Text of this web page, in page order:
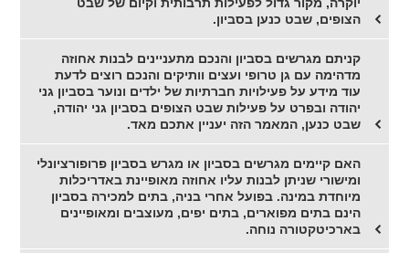
יוקרה, מקור גדול לפעילות תרבותית וקיום של שבט
הצופים, שבט כנען בסביון.
קניתם מגרשים בסביון והנכם מתעניינים לבנות אחוזה
מדהימה עם גן טרופי ועצים וותיקים והנכם רוצים לדעת
עוד מידע על פעילויות חברתיות של ילדים ונוער בסביון גני
יהודה ובפרט על פעילות שבט הצופים בסביון גני יהודה,
שבט כנען, המאמר הזה יעניין אתכם מאד.
האם קיימים מגרשים בסביון או מגרש בסביון פרופורציונלי
ומישורי שניתן לבנות עליו אחוזה מאופיינת באדריכלות
מיוחדת במינה. בפועל אחרי בניה, בתים למכירה בסביון
הינם בתים מפוארים, בתים יפים, מעוצבים ומאופיינים
בארכיטקטורה נוחה.